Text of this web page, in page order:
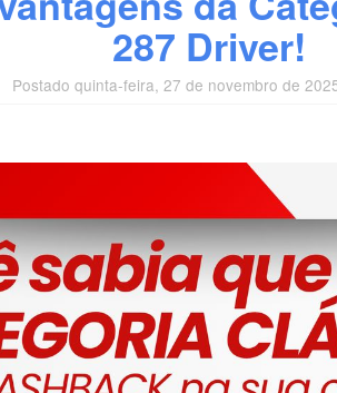
287 Driver!
Postado quinta-feira, 27 de novembro de